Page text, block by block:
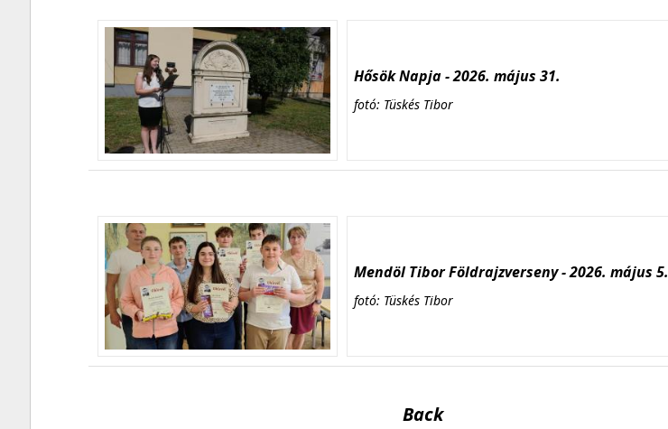
Hősök Napja - 2026. május 31.
fotó: Tüskés Tibor
Mendöl Tibor Földrajzverseny - 2026. május 5.
fotó: Tüskés Tibor
Back